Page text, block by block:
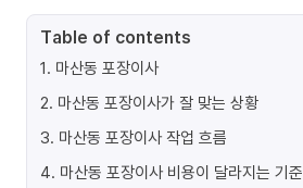
Table of contents
1. 마산동 포장이사
2. 마산동 포장이사가 잘 맞는 상황
3. 마산동 포장이사 작업 흐름
4. 마산동 포장이사 비용이 달라지는 기준